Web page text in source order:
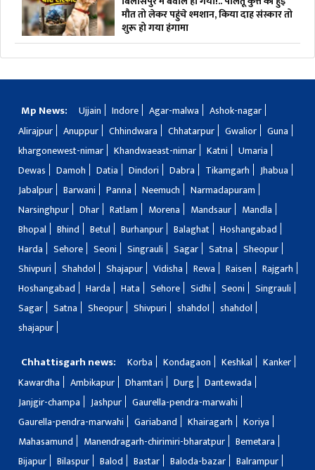
मौत तो लेकर पहुंचे श्मशान, किया दाह संस्कार तो
शुरू हो गया हंगामा
Mp News: Ujjain Indore Agar-malwa
Ashok-nagar
Alirajpur
Anuppur Chhindwara Chhatarpur Gwalior
Guna
khargonewest-nimar
Khandwaeast-nimar Katni
Umaria
Dewas
Damoh Datia Dindori Dabra Tikamgarh
Jhabua
Jabalpur
Barwani Panna Neemuch
Narmadapuram
Narsinghpur
Dhar Ratlam Morena Mandsaur
Mandla
Bhopal
Bhind Betul Burhanpur Balaghat
Hoshangabad
Harda
Sehore Seoni Singrauli Sagar Satna
Sheopur
Shivpuri
Shahdol Shajapur Vidisha Rewa Raisen
Rajgarh
Hoshangabad
Harda Hata Sehore Sidhi Seoni
Singrauli
Sagar
Satna Sheopur Shivpuri shahdol
shahdol
shajapur
Chhattisgarh news: Korba Kondagaon Keshkal
Kanker
Kawardha
Ambikapur Dhamtari Durg
Dantewada
Janjgir-champa
Jashpur
Gaurella-pendra-marwahi
Gaurella-pendra-marwahi
Gariaband Khairagarh
Koriya
Mahasamund
Manendragarh-chirimiri-bharatpur
Bemetara
Bijapur
Bilaspur Balod Bastar Baloda-bazar
Balrampur